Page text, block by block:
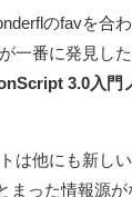
のfavを合
一番に発見し
3.0入門
は他にも新し
まった情報源